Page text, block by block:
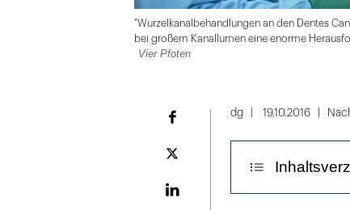
"Wurzelkanalbehandlungen an den Dentes
bei großem Kanallumen eine enorme
Vier Pfoten
Plattform
dg 19.10.2016